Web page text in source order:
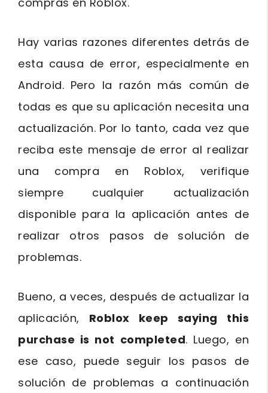
Hay varias razones diferentes detrás de
esta causa de error, especialmente en
Android. Pero la razón más común de
todas es que su aplicación necesita una
actualización. Por lo tanto, cada vez que
reciba este mensaje de error al realizar
una compra en Roblox, verifique
siempre cualquier actualización
disponible para la aplicación antes de
realizar otros pasos de solución de
problemas.
Bueno, a veces, después de actualizar la
aplicación, Roblox keep saying this
purchase is not completed. Luego, en
ese caso, puede seguir los pasos de
solución de problemas a continuación